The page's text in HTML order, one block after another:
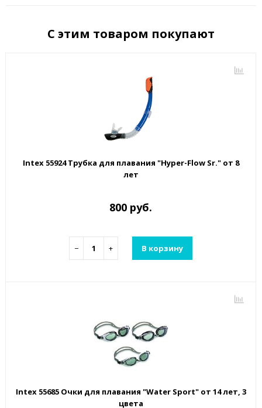
С этим товаром покупают
Intex 55924 Трубка для плавания "Hyper-Flow Sr." от 8
лет
800 руб.
− + В корзину
Intex 55685 Очки для плавания "Water Sport" от 14 лет, 3
цвета